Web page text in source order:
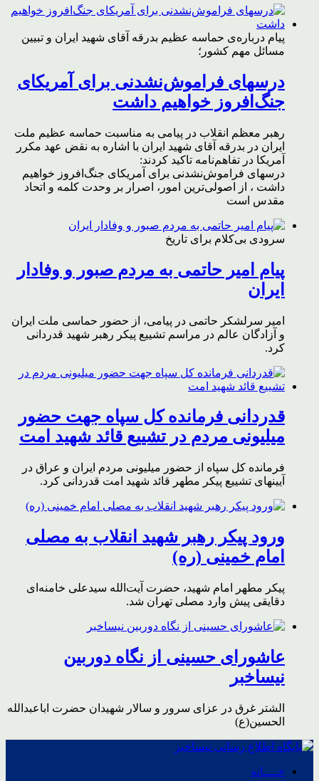
پیام درباره‌ی حماسه عظیم بدرقه آقای شهید ایران و تبیین
مسائل مهم کشور؛
درسهای فراموش‌نشدنی برای آمریکای
جنگ‌افروز خواهیم داشت
رهبر معظم انقلاب در پیامی به مناسبت حماسه عظیم ملت
ایران در بدرقه آقای شهید ایران با اشاره به نقض عهد مکرر
آمریکا در تفاهم‌نامه تاکید کردند:
درسهای فراموش‌نشدنی برای آمریکای جنگ‌افروز خواهیم
داشت ، از اصولی‌ترین امور، اصرار بر وحدت کلمه و اتحاد
مقدس است
سرودی بی‌کلام برای تاریخ
پیام امیر حاتمی به مردم صبور و وفادار
ایران
امیر سرلشکر حاتمی در پیامی، از حضور حماسی ملت ایران
و آزادگان عالم در مراسم تشییع پیکر رهبر شهید قدردانی
کرد.
قدردانی فرمانده کل سپاه جهت حضور
میلیونی مردم در تشییع قائد شهید امت
فرمانده کل سپاه از حضور میلیونی مردم ایران و عراق در
آیینهای تشییع پیکر مطهر قائد شهید امت قدردانی کرد.
ورود پیکر رهبر شهید انقلاب به مصلی
امام خمینی (ره)
پیکر مطهر امام شهید،‌ حضرت آیت‌الله سیدعلی خامنه‌ای
دقایقی پیش وارد مصلی تهران شد.
عاشورای حسینی از نگاه دوربین
نیساخبر
الشتر غرق در عزای سرور و سالار شهیدان حضرت اباعبدالله
الحسین(ع)
خــــانه